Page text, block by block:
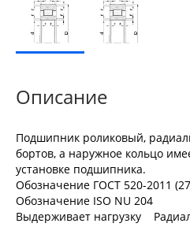
Описание
Подшипник роликовый,
бортов, а наружное кольцо
установке подшипника.
Обозначение ГОСТ 520-2011
Обозначение ISO NU 204
Выдерживает нагрузку